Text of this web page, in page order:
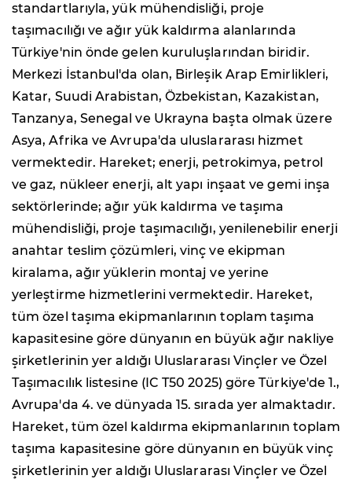
standartlarıyla, yük mühendisliği, proje
taşımacılığı ve ağır yük kaldırma alanlarında
Türkiye'nin önde gelen kuruluşlarından biridir.
Merkezi İstanbul'da olan, Birleşik Arap Emirlikleri,
Katar, Suudi Arabistan, Özbekistan, Kazakistan,
Tanzanya, Senegal ve Ukrayna başta olmak üzere
Asya, Afrika ve Avrupa'da uluslararası hizmet
vermektedir. Hareket; enerji, petrokimya, petrol
ve gaz, nükleer enerji, alt yapı inşaat ve gemi inşa
sektörlerinde; ağır yük kaldırma ve taşıma
mühendisliği, proje taşımacılığı, yenilenebilir enerji
anahtar teslim çözümleri, vinç ve ekipman
kiralama, ağır yüklerin montaj ve yerine
yerleştirme hizmetlerini vermektedir. Hareket,
tüm özel taşıma ekipmanlarının toplam taşıma
kapasitesine göre dünyanın en büyük ağır nakliye
şirketlerinin yer aldığı Uluslararası Vinçler ve Özel
Taşımacılık listesine (IC T50 2025) göre Türkiye'de 1.,
Avrupa'da 4. ve dünyada 15. sırada yer almaktadır.
Hareket, tüm özel kaldırma ekipmanlarının toplam
taşıma kapasitesine göre dünyanın en büyük vinç
şirketlerinin yer aldığı Uluslararası Vinçler ve Özel